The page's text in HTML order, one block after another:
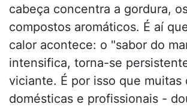
cabeça concentra a gordura,
compostos aromáticos. É aí
calor acontece: o "sabor do
intensifica, torna-se
viciante. É por isso que muitas
domésticas e profissionais -